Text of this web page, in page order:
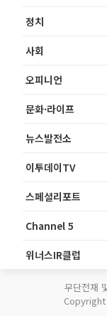
정치
사회
오피니언
문화·라이프
뉴스발전소
이투데이TV
스페셜리포트
Channel 5
위너스IR클럽
무단전재